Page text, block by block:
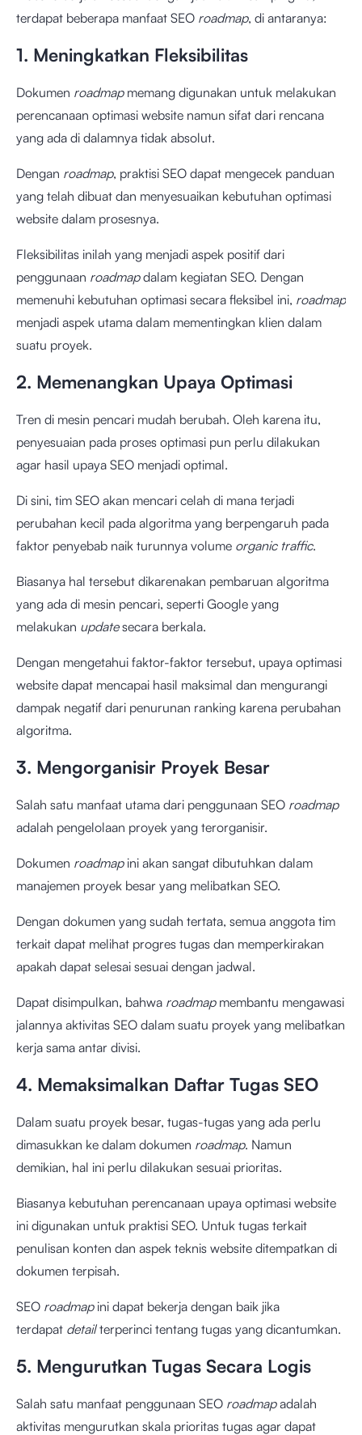
terdapat beberapa manfaat SEO roadmap, di antaranya:
1. Meningkatkan Fleksibilitas
Dokumen roadmapmemang digunakan untuk melakukan
perencanaan optimasi website namun sifat dari rencana
yang ada di dalamnya tidak absolut.
Dengan roadmap, praktisi SEO dapat mengecek panduan
yang telah dibuat dan menyesuaikan kebutuhan optimasi
website dalam prosesnya.
Fleksibilitas inilah yang menjadi aspek positif dari
penggunaan roadmapdalam kegiatan SEO. Dengan
memenuhi kebutuhan optimasi secara fleksibel ini, roadmap
menjadi aspek utama dalam mementingkan klien dalam
suatu proyek.
2. Memenangkan Upaya Optimasi
Tren di mesin pencari mudah berubah. Oleh karena itu,
penyesuaian pada proses optimasi pun perlu dilakukan
agar hasil upaya SEO menjadi optimal.
Di sini, tim SEO akan mencari celah di mana terjadi
perubahan kecil pada algoritma yang berpengaruh pada
faktor penyebab naik turunnya volume organic traffic.
Biasanya hal tersebut dikarenakan pembaruan algoritma
yang ada di mesin pencari, seperti Google yang
melakukan updatesecara berkala.
Dengan mengetahui faktor-faktor tersebut, upaya optimasi
website dapat mencapai hasil maksimal dan mengurangi
dampak negatif dari penurunan ranking karena perubahan
algoritma.
3. Mengorganisir Proyek Besar
Salah satu manfaat utama dari penggunaan SEO roadmap
adalah pengelolaan proyek yang terorganisir.
Dokumen roadmapini akan sangat dibutuhkan dalam
manajemen proyek besar yang melibatkan SEO.
Dengan dokumen yang sudah tertata, semua anggota tim
terkait dapat melihat progres tugas dan memperkirakan
apakah dapat selesai sesuai dengan jadwal.
Dapat disimpulkan, bahwa roadmapmembantu mengawasi
jalannya aktivitas SEO dalam suatu proyek yang melibatkan
kerja sama antar divisi.
4. Memaksimalkan Daftar Tugas SEO
Dalam suatu proyek besar, tugas-tugas yang ada perlu
dimasukkan ke dalam dokumen roadmap. Namun
demikian, hal ini perlu dilakukan sesuai prioritas.
Biasanya kebutuhan perencanaan upaya optimasi website
ini digunakan untuk praktisi SEO. Untuk tugas terkait
penulisan konten dan aspek teknis website ditempatkan di
dokumen terpisah.
SEO roadmapini dapat bekerja dengan baik jika
terdapat detailterperinci tentang tugas yang dicantumkan.
5. Mengurutkan Tugas Secara Logis
Salah satu manfaat penggunaan SEO roadmapadalah
aktivitas mengurutkan skala prioritas tugas agar dapat